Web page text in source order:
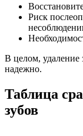
Риск
В целом, удаление
надежно.
Таблица
зубов